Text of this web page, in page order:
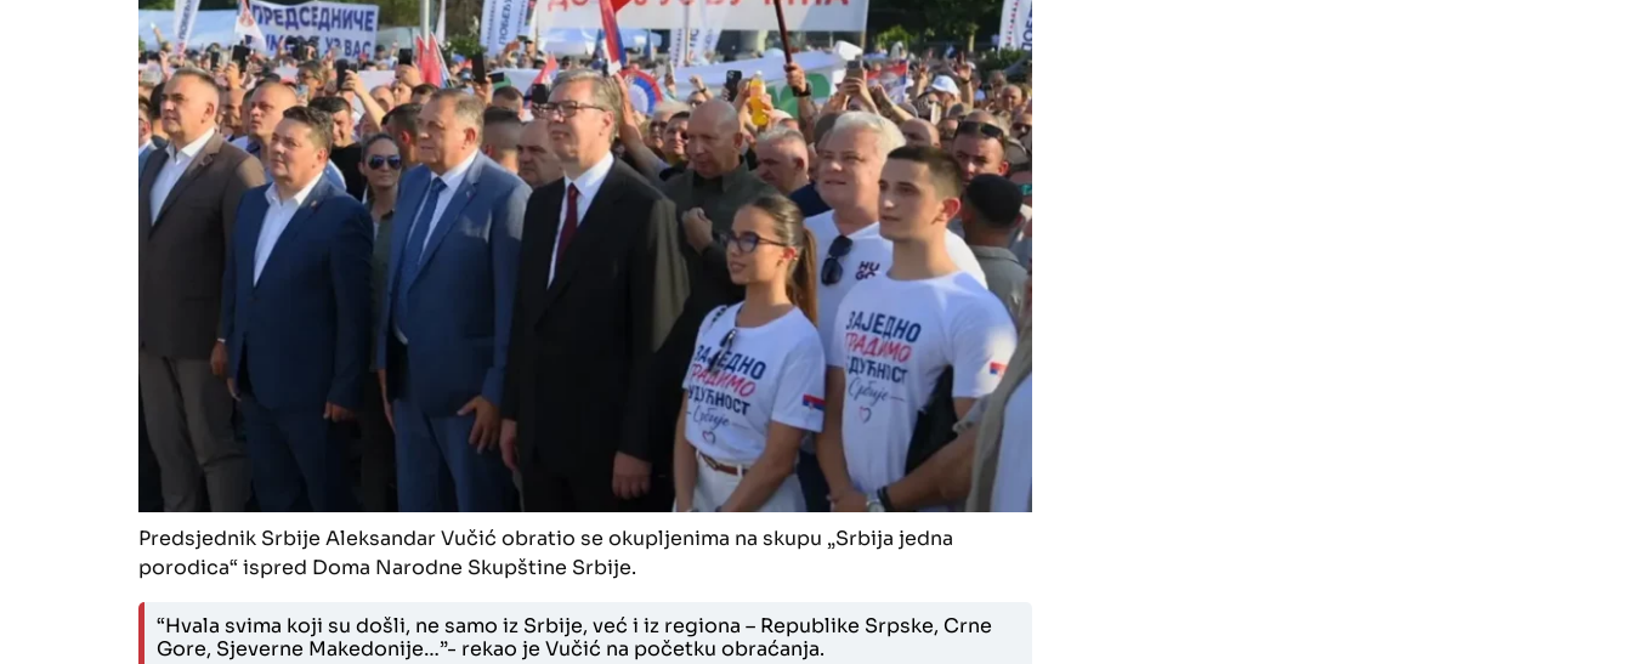
Predsjednik Srbije Aleksandar Vučić obratio se okupljenima na skupu „Srbija jedna
porodica“ ispred Doma Narodne Skupštine Srbije.
“Hvala svima koji su došli, ne samo iz Srbije, već i iz regiona – Republike Srpske, Crne
Gore, Sjeverne Makedonije…”- rekao je Vučić na početku obraćanja.